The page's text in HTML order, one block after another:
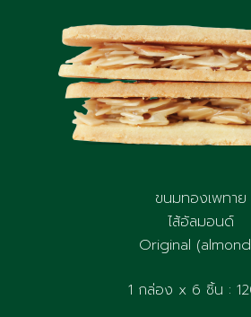
ขนมทองเพทาย
ไส้อัลมอนด์
Original
1 กล่อง x 6 ชิ้น :